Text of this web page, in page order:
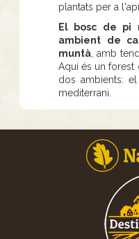
plantats per a
El bosc de pi
ambient de
muntà , amb
Aquí és un forest
dos ambients:
mediterrani.